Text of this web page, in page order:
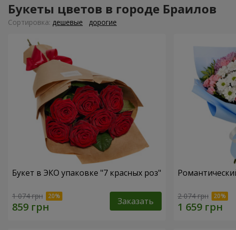
Букеты цветов в городе Браилов
Cортировка: дешевые дорогие
Букет в ЭКО упаковке "7 красных роз"
1 074 грн Заказать 2 074 грн